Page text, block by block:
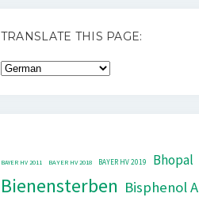
TRANSLATE THIS PAGE:
BAYER HV 2011 BAYER HV 2018 BAYER HV 2019 Bhopal
Bienensterben Bisphenol A